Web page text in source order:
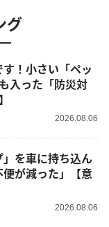
グ
！小さい「ペッ
入った「防災対
2026.08.06
を車に持ち込ん
が減った」【意
2026.08.06